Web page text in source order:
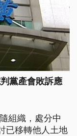
黨產會敗訴應
組織，處分中
已移轉他人土地